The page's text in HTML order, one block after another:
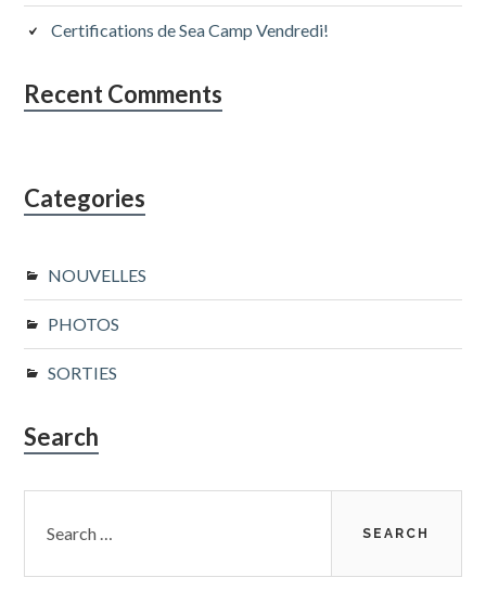
Certifications de Sea Camp Vendredi!
Recent Comments
Categories
NOUVELLES
PHOTOS
SORTIES
Search
for: